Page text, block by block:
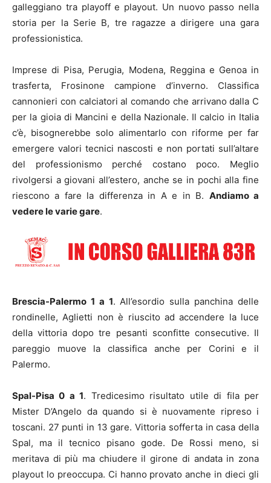
galleggiano tra playoff e playout. Un nuovo passo nella
storia per la Serie B, tre ragazze a dirigere una gara
professionistica.
Imprese di Pisa, Perugia, Modena, Reggina e Genoa in
trasferta, Frosinone campione d’inverno. Classifica
cannonieri con calciatori al comando che arrivano dalla C
per la gioia di Mancini e della Nazionale. Il calcio in Italia
c’è, bisognerebbe solo alimentarlo con riforme per far
emergere valori tecnici nascosti e non portati sull’altare
del professionismo perché costano poco. Meglio
rivolgersi a giovani all’estero, anche se in pochi alla fine
riescono a fare la differenza in A e in B. Andiamo a
vedere le varie gare.
Brescia-Palermo 1 a 1. All’esordio sulla panchina delle
rondinelle, Aglietti non è riuscito ad accendere la luce
della vittoria dopo tre pesanti sconfitte consecutive. Il
pareggio muove la classifica anche per Corini e il
Palermo.
Spal-Pisa 0 a 1. Tredicesimo risultato utile di fila per
Mister D’Angelo da quando si è nuovamente ripreso i
toscani. 27 punti in 13 gare. Vittoria sofferta in casa della
Spal, ma il tecnico pisano gode. De Rossi meno, si
meritava di più ma chiudere il girone di andata in zona
playout lo preoccupa. Ci hanno provato anche in dieci gli